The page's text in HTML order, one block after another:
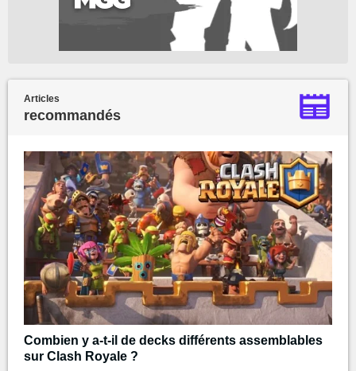
Articles
recommandés
Combien y a-t-il de decks différents assemblables
sur Clash Royale ?